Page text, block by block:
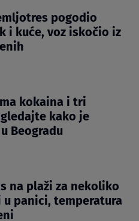
pogodio
i kuće, voz iskočio iz
kokaina i tri
kako je
Beogradu
na plaži za nekoliko
panici, temperatura